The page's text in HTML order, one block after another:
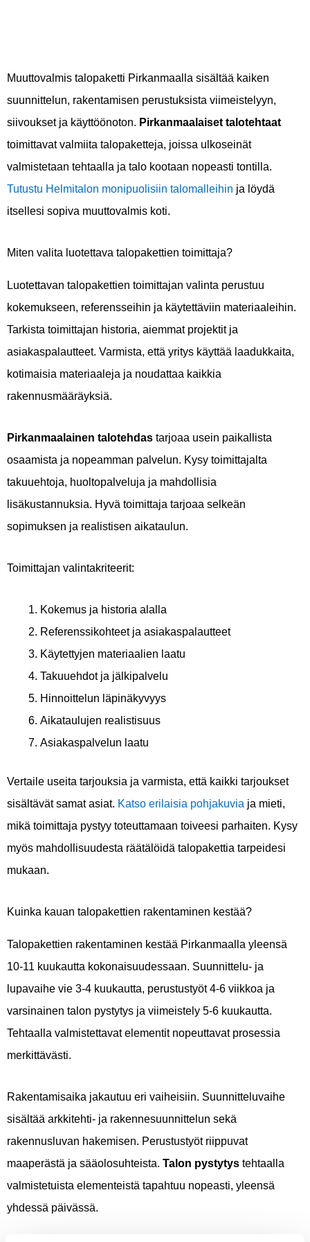
Muuttovalmis talopaketti Pirkanmaalla sisältää kaiken
suunnittelun, rakentamisen perustuksista viimeistelyyn,
siivoukset ja käyttöönoton. Pirkanmaalaiset talotehtaat
toimittavat valmiita talopaketteja, joissa ulkoseinät
valmistetaan tehtaalla ja talo kootaan nopeasti tontilla.
Tutustu Helmitalon monipuolisiin talomalleihin ja löydä
itsellesi sopiva muuttovalmis koti.
Miten valita luotettava talopakettien toimittaja?
Luotettavan talopakettien toimittajan valinta perustuu
kokemukseen, referensseihin ja käytettäviin materiaaleihin.
Tarkista toimittajan historia, aiemmat projektit ja
asiakaspalautteet. Varmista, että yritys käyttää laadukkaita,
kotimaisia materiaaleja ja noudattaa kaikkia
rakennusmääräyksiä.
Pirkanmaalainen talotehdas tarjoaa usein paikallista
osaamista ja nopeamman palvelun. Kysy toimittajalta
takuuehtoja, huoltopalveluja ja mahdollisia
lisäkustannuksia. Hyvä toimittaja tarjoaa selkeän
sopimuksen ja realistisen aikataulun.
Toimittajan valintakriteerit:
Kokemus ja historia alalla
Referenssikohteet ja asiakaspalautteet
Käytettyjen materiaalien laatu
Takuuehdot ja jälkipalvelu
Hinnoittelun läpinäkyvyys
Aikataulujen realistisuus
Asiakaspalvelun laatu
Vertaile useita tarjouksia ja varmista, että kaikki tarjoukset
sisältävät samat asiat. Katso erilaisia pohjakuvia ja mieti,
mikä toimittaja pystyy toteuttamaan toiveesi parhaiten. Kysy
myös mahdollisuudesta räätälöidä talopakettia tarpeidesi
mukaan.
Kuinka kauan talopakettien rakentaminen kestää?
Talopakettien rakentaminen kestää Pirkanmaalla yleensä
10-11 kuukautta kokonaisuudessaan. Suunnittelu- ja
lupavaihe vie 3-4 kuukautta, perustustyöt 4-6 viikkoa ja
varsinainen talon pystytys ja viimeistely 5-6 kuukautta.
Tehtaalla valmistettavat elementit nopeuttavat prosessia
merkittävästi.
Rakentamisaika jakautuu eri vaiheisiin. Suunnitteluvaihe
sisältää arkkitehti- ja rakennesuunnittelun sekä
rakennusluvan hakemisen. Perustustyöt riippuvat
maaperästä ja sääolosuhteista. Talon pystytys tehtaalla
valmistetuista elementeistä tapahtuu nopeasti, yleensä
yhdessä päivässä.